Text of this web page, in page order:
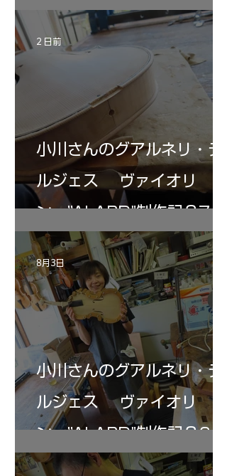
記 31
小川さんのグアルネリ・デ
ルジェス ヴァイオリ
ン ”ALARD"制作記３7
2 日前
小川さんのグアルネリ・デ
ルジェス ヴァイオリ
ン ”ALARD"制作記３6
8月3日